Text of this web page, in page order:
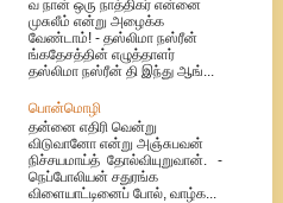
வ நான் ஒரு நாத்திகர் என்னை
முசுலீம் என்று அழைக்க
வேண்டாம்! - தஸ்லிமா நஸ்ரீன்
ங்கதேசத்தின் எழுத்தாளர்
தஸ்லிமா நஸ்ரீன் தி இந்து ஆங்...
பொன்மொழி
தன்னை எதிரி வென்று
விடுவானோ என்று அஞ்சுபவன்
நிச்சயமாய்த் தோல்வியுறுவான். -
நெப்போலியன் சதுரங்க
விளையாட்டினைப் போல், வாழ்க...